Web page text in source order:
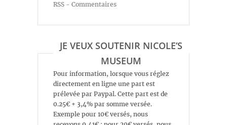
RSS - Commentaires
JE VEUX SOUTENIR NICOLE’S
MUSEUM
Pour information, lorsque vous réglez
directement en ligne une part est
prélevée par Paypal. Cette part est de
0.25€ + 3,4% par somme versée.
Exemple pour 10€ versés, nous